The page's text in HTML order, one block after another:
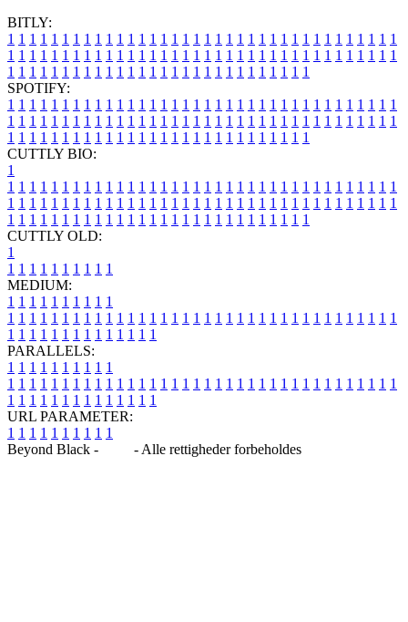
BITLY:
1 1 1 1 1 1 1 1 1 1 1 1 1 1 1 1 1 1 1 1 1 1 1 1 1 1 1 1 1 1 1 1 1 1 1 1
1 1 1 1 1 1 1 1 1 1 1 1 1 1 1 1 1 1 1 1 1 1 1 1 1 1 1 1 1 1 1 1 1 1 1 1
1 1 1 1 1 1 1 1 1 1 1 1 1 1 1 1 1 1 1 1 1 1 1 1 1 1 1 1
SPOTIFY:
1 1 1 1 1 1 1 1 1 1 1 1 1 1 1 1 1 1 1 1 1 1 1 1 1 1 1 1 1 1 1 1 1 1 1 1
1 1 1 1 1 1 1 1 1 1 1 1 1 1 1 1 1 1 1 1 1 1 1 1 1 1 1 1 1 1 1 1 1 1 1 1
1 1 1 1 1 1 1 1 1 1 1 1 1 1 1 1 1 1 1 1 1 1 1 1 1 1 1 1
CUTTLY BIO:
1
1 1 1 1 1 1 1 1 1 1 1 1 1 1 1 1 1 1 1 1 1 1 1 1 1 1 1 1 1 1 1 1 1 1 1 1
1 1 1 1 1 1 1 1 1 1 1 1 1 1 1 1 1 1 1 1 1 1 1 1 1 1 1 1 1 1 1 1 1 1 1 1
1 1 1 1 1 1 1 1 1 1 1 1 1 1 1 1 1 1 1 1 1 1 1 1 1 1 1 1
CUTTLY OLD:
1
1 1 1 1 1 1 1 1 1 1
MEDIUM:
1 1 1 1 1 1 1 1 1 1
1 1 1 1 1 1 1 1 1 1 1 1 1 1 1 1 1 1 1 1 1 1 1 1 1 1 1 1 1 1 1 1 1 1 1 1
1 1 1 1 1 1 1 1 1 1 1 1 1 1
PARALLELS:
1 1 1 1 1 1 1 1 1 1
1 1 1 1 1 1 1 1 1 1 1 1 1 1 1 1 1 1 1 1 1 1 1 1 1 1 1 1 1 1 1 1 1 1 1 1
1 1 1 1 1 1 1 1 1 1 1 1 1 1
URL PARAMETER:
1 1 1 1 1 1 1 1 1 1
Beyond Black -
- Alle rettigheder forbeholdes